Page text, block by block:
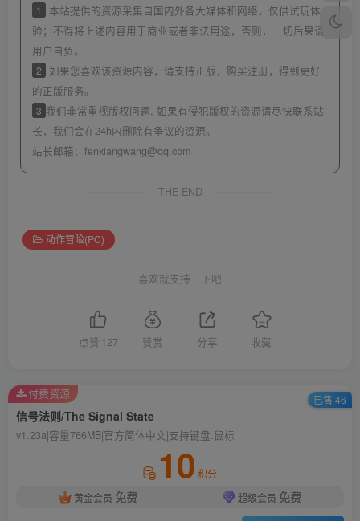
1
本站提供的资源采集自国内外各大媒体和网络，仅供试玩体
验；不得将上述内容用于商业或者非法用途，否则，一切后果请
用户自负。
2
如果您喜欢该资源内容，请支持正版，购买注册，得到更好
的正版服务。
3 我们非常重视版权问题, 如果有侵犯版权的资源请尽快联系站
长，我们会在24h内删除有争议的资源。
站长邮箱： fenxiangwang@qq.com
THE END
动作冒险(PC)
喜欢就支持一下吧
点赞 127 赞赏 分享 收藏
信号法则/The Signal State
v1.23a|容量766MB|官方简体中文|支持键盘.鼠标
10 积分
黄金会员 免费 超级会员 免费
付费资源 已售 46